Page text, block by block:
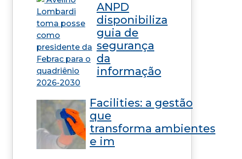
ANPD
disponibiliza
guia de
segurança
da
informação
Facilities: a gestão
que
transforma ambientes
e im